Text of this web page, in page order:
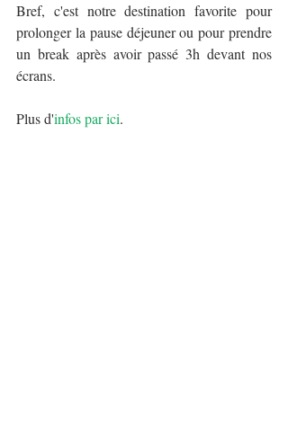
Bref, c'est notre destination favorite pour
prolonger la pause déjeuner ou pour prendre
un break après avoir passé 3h devant nos
écrans.
Plus d'infos par ici.